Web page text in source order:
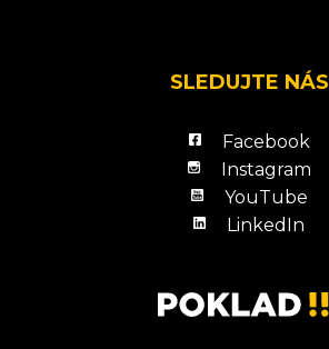
SLEDUJTE NÁS
Facebook
Instagram
YouTube
LinkedIn